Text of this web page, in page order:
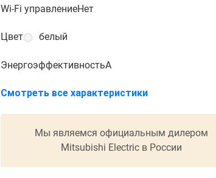
Wi-Fi управлениеНет
Цвет белый
ЭнергоэффективностьA
Смотреть все характеристики
Мы являемся официальным дилером
Mitsubishi Electric в России